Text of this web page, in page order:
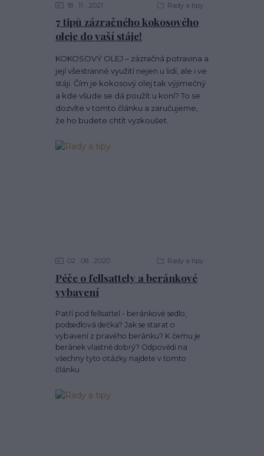
7 tipů zázračného kokosového
oleje do vaší stáje!
18 11 2021 Rady a tipy
KOKOSOVÝ OLEJ – zázračná potravina a
její všestranné využití nejen u lidí, ale i ve
stáji. Čím je kokosový olej tak výjimečný
a kde všude se dá použít u koní? To se
dozvíte v tomto článku a zaručujeme,
že ho budete chtít vyzkoušet.
Péče o fellsattely a beránkové
vybavení
02 08 2020 Rady a tipy
Patří pod fellsattel - beránkové sedlo,
podsedlová dečka? Jak se starat o
vybavení z pravého beránku? K čemu je
beránek vlastně dobrý? Odpovědi na
všechny tyto otázky najdete v tomto
článku.